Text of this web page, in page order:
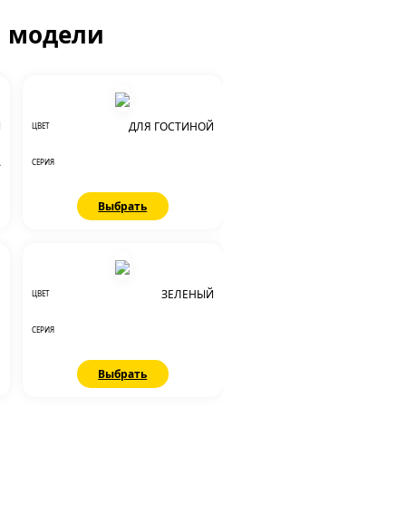
модели
ЦВЕТ ДЛЯ ГОСТИНОЙ
СЕРИЯ
Выбрать
ЦВЕТ ЗЕЛЕНЫЙ
СЕРИЯ
Выбрать